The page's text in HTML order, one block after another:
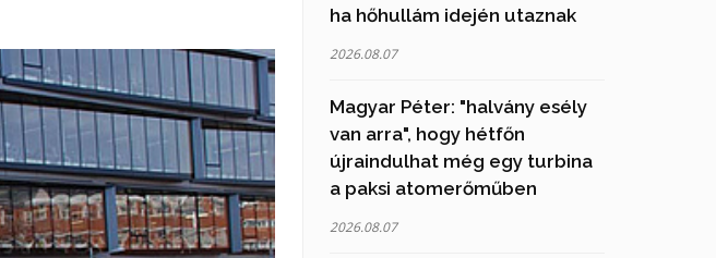
ha hőhullám idején utaznak
2026.08.07
Magyar Péter: "halvány esély
van arra", hogy hétfőn
újraindulhat még egy turbina
a paksi atomerőműben
2026.08.07